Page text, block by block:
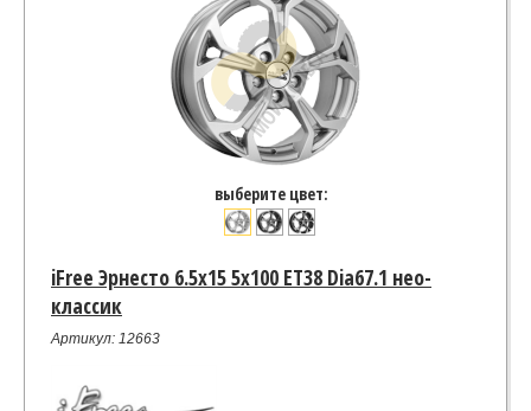
выберите цвет:
iFree Эрнесто 6.5x15 5x100 ET38 Dia67.1 нео-
классик
Артикул: 12663